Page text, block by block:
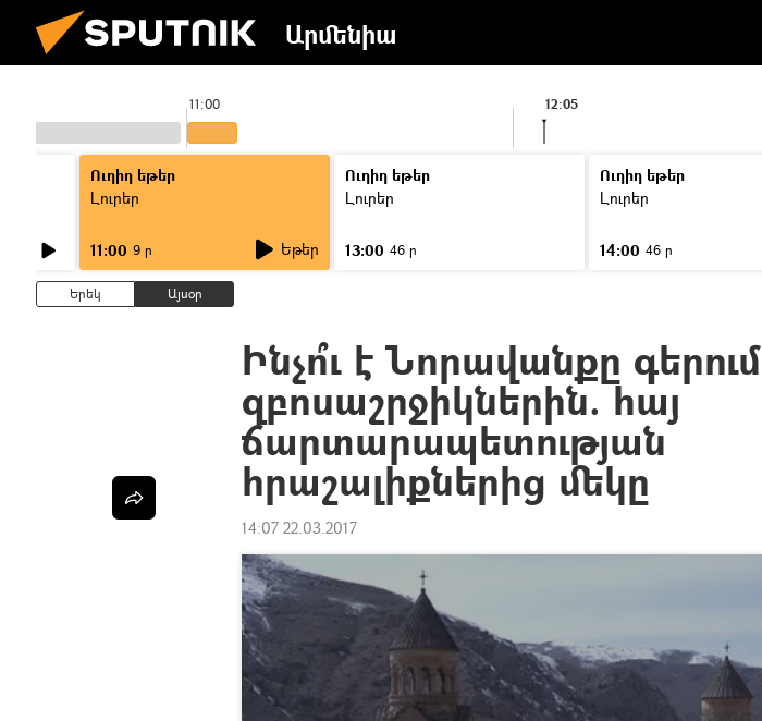
Արմենիա
11:00 12:05
Ուղիղ եթեր
Լուրեր
11:00 9 ր Եթեր
Ուղիղ եթեր
Լուրեր
13:00 46 ր
Ուղիղ եթեր
Լուրեր
14:00 46 ր
Երեկ Այսօր
Ինչո՞ւ է Նորավանքը գերում
զբոսաշրջիկներին. հայ
ճարտարապետության
հրաշալիքներից մեկը
14:07 22.03.2017